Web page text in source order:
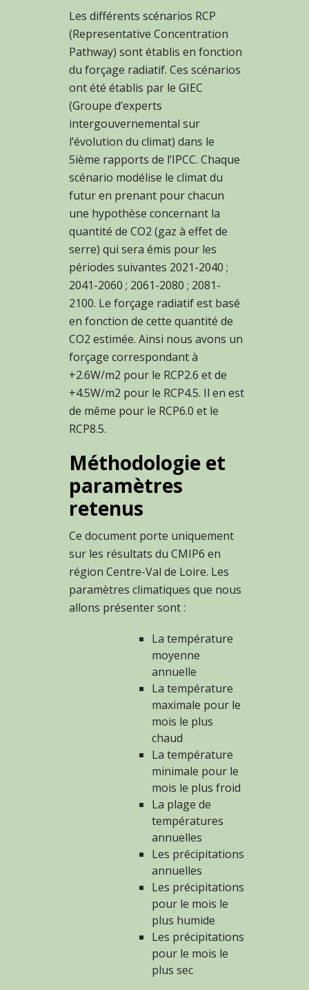
Les différents scénarios RCP
(Representative Concentration
Pathway) sont établis en fonction
du forçage radiatif. Ces scénarios
ont été établis par le GIEC
(Groupe d’experts
intergouvernemental sur
l’évolution du climat) dans le
5ième rapports de l’IPCC. Chaque
scénario modélise le climat du
futur en prenant pour chacun
une hypothèse concernant la
quantité de CO2 (gaz à effet de
serre) qui sera émis pour les
périodes suivantes 2021-2040 ;
2041-2060 ; 2061-2080 ; 2081-
2100. Le forçage radiatif est basé
en fonction de cette quantité de
CO2 estimée. Ainsi nous avons un
forçage correspondant à
+2.6W/m2 pour le RCP2.6 et de
+4.5W/m2 pour le RCP4.5. Il en est
de même pour le RCP6.0 et le
RCP8.5.
Méthodologie et
paramètres
retenus
Ce document porte uniquement
sur les résultats du CMIP6 en
région Centre-Val de Loire. Les
paramètres climatiques que nous
allons présenter sont :
La température
moyenne
annuelle
La température
maximale pour le
mois le plus
chaud
La température
minimale pour le
mois le plus froid
La plage de
températures
annuelles
Les précipitations
annuelles
Les précipitations
pour le mois le
plus humide
Les précipitations
pour le mois le
plus sec